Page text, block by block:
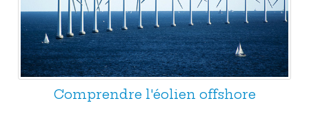
Comprendre l'éolien offshore